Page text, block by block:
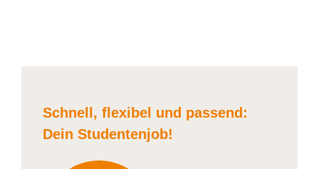
Schnell, flexibel und passend:
Dein Studentenjob!